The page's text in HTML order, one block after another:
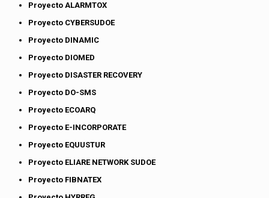
Proyecto ALARMTOX
Proyecto CYBERSUDOE
Proyecto DINAMIC
Proyecto DIOMED
Proyecto DISASTER RECOVERY
Proyecto DO-SMS
Proyecto ECOARQ
Proyecto E-INCORPORATE
Proyecto EQUUSTUR
Proyecto ELIARE NETWORK SUDOE
Proyecto FIBNATEX